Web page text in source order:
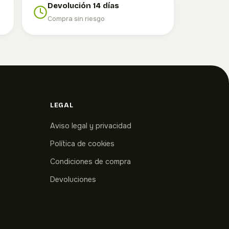
Devolución 14 días
Compra sin riesgo
LEGAL
Aviso legal y privacidad
Política de cookies
Condiciones de compra
Devoluciones